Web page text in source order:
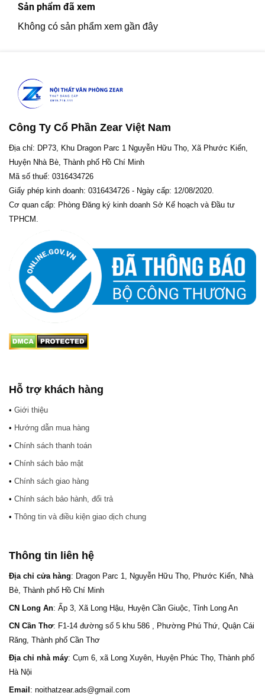
Sản phẩm đã xem
Không có sản phẩm xem gần đây
Công Ty Cổ Phần Zear Việt Nam
Địa chỉ: DP73, Khu Dragon Parc 1 Nguyễn Hữu Thọ, Xã Phước Kiển,
Huyện Nhà Bè, Thành phố Hồ Chí Minh
Mã số thuế: 0316434726
Giấy phép kinh doanh: 0316434726 - Ngày cấp: 12/08/2020.
Cơ quan cấp: Phòng Đăng ký kinh doanh Sở Kế hoạch và Đầu tư
TPHCM.
Hỗ trợ khách hàng
• Giới thiệu
• Hướng dẫn mua hàng
• Chính sách thanh toán
• Chính sách bảo mật
• Chính sách giao hàng
• Chính sách bảo hành, đổi trả
• Thông tin và điều kiện giao dịch chung
Thông tin liên hệ
Địa chỉ cửa hàng: Dragon Parc 1, Nguyễn Hữu Thọ, Phước Kiển, Nhà
Bè, Thành phố Hồ Chí Minh
CN Long An: Ấp 3, Xã Long Hậu, Huyện Cần Giuộc, Tỉnh Long An
CN Cần Thơ: F1-14 đường số 5 khu 586 , Phường Phú Thứ, Quận Cái
Răng, Thành phố Cần Thơ
Địa chỉ nhà máy: Cụm 6, xã Long Xuyên, Huyện Phúc Thọ, Thành phố
Hà Nội
Email : noithatzear.ads@gmail.com